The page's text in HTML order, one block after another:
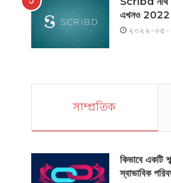
এখনও 2022
২০২২-০৫-
সাম্প্রতিক
কিভাবে একটি
স্বাভাবিক